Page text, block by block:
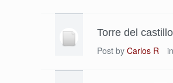
Torre del
Post by Carlos R in